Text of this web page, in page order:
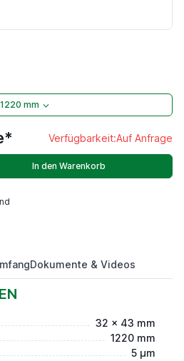
1220 mm
Verfügbarkeit:Auf Anfrage
In den Warenkorb
1220 mm
Dokumente & Videos
32 x 43 mm
1220 mm
5 µm